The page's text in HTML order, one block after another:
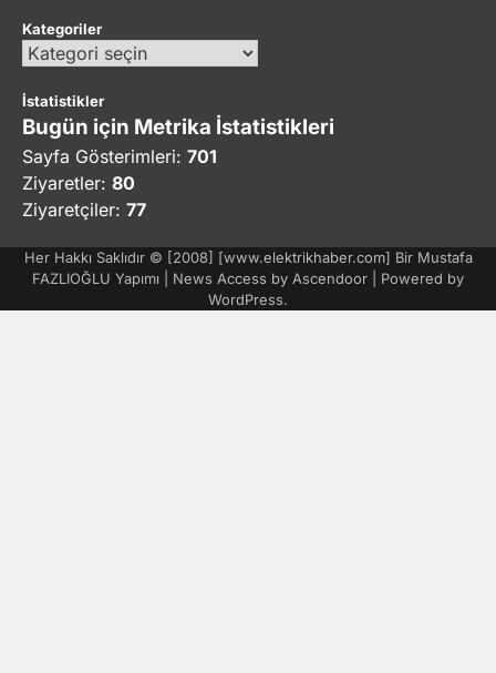
Kategoriler
Kategoriler
İstatistikler
Bugün için Metrika İstatistikleri
Sayfa Gösterimleri: 701
Ziyaretler: 80
Ziyaretçiler: 77
Her Hakkı Saklıdır © [2008] [www.elektrikhaber.com] Bir Mustafa
FAZLIOĞLU Yapımı | News Access by Ascendoor | Powered by
WordPress.